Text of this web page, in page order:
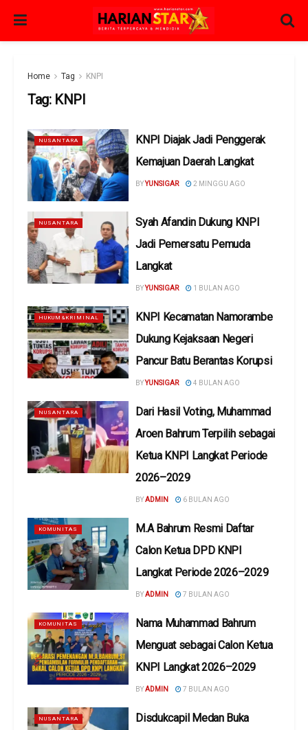
Home Tag KNPI
Tag: KNPI
NUSANTARA
KNPI Diajak Jadi Penggerak
Kemajuan Daerah Langkat
BYYUNSIGAR 2 MINGGU AGO
NUSANTARA
Syah Afandin Dukung KNPI
Jadi Pemersatu Pemuda
Langkat
BYYUNSIGAR 1 BULAN AGO
HUKUM&KRIMINAL
KNPI Kecamatan Namorambe
Dukung Kejaksaan Negeri
Pancur Batu Berantas Korupsi
BYYUNSIGAR 4 BULAN AGO
NUSANTARA
Dari Hasil Voting, Muhammad
Aroen Bahrum Terpilih sebagai
Ketua KNPI Langkat Periode
2026–2029
BYADMIN 6 BULAN AGO
KOMUNITAS
M.A Bahrum Resmi Daftar
Calon Ketua DPD KNPI
Langkat Periode 2026–2029
BYADMIN 7 BULAN AGO
KOMUNITAS
Nama Muhammad Bahrum
Menguat sebagai Calon Ketua
KNPI Langkat 2026–2029
BYADMIN 7 BULAN AGO
NUSANTARA
Disdukcapil Medan Buka